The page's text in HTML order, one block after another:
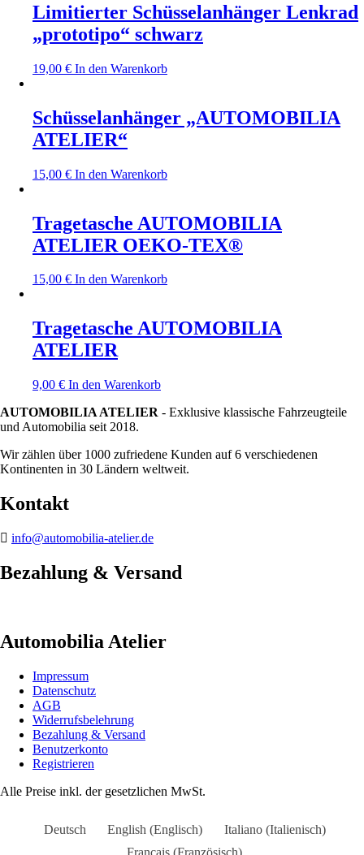
Produktseite
gewählt
werden
Limitierter Schüsselanhänger Lenkrad
„prototipo“ schwarz
19,00 € In den Warenkorb
Schüsselanhänger „AUTOMOBILIA
ATELIER“
15,00 € In den Warenkorb
Tragetasche AUTOMOBILIA
ATELIER OEKO-TEX®
15,00 € In den Warenkorb
Tragetasche AUTOMOBILIA
ATELIER
9,00 € In den Warenkorb
AUTOMOBILIA ATELIER - Exklusive klassische Fahrzeugteile
und Automobilia seit 2018.
Wir zählen über 1000 zufriedene Kunden auf 6 verschiedenen
Kontinenten in 30 Ländern weltweit.
Kontakt
info@automobilia-atelier.de
Bezahlung & Versand
Automobilia Atelier
Impressum
Datenschutz
AGB
Widerrufsbelehrung
Bezahlung & Versand
Benutzerkonto
Registrieren
Alle Preise inkl. der gesetzlichen MwSt.
Deutsch English (Englisch) Italiano(Italienisch)